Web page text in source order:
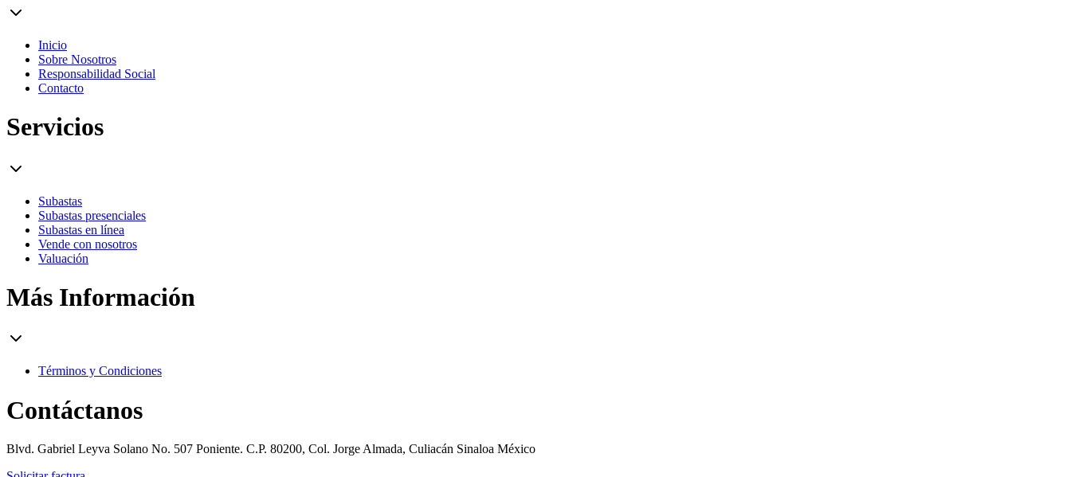
Inicio
Sobre Nosotros
Responsabilidad Social
Contacto
Servicios
Subastas
Subastas presenciales
Subastas en línea
Vende con nosotros
Valuación
Más Información
Términos y Condiciones
Contáctanos
Blvd. Gabriel Leyva Solano No. 507 Poniente. C.P. 80200, Col. Jorge Almada, Culiacán Sinaloa México